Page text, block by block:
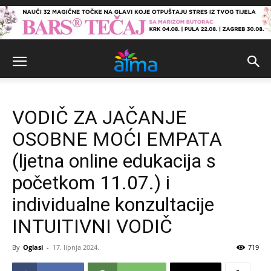
VODIČ ZA JAČANJE
OSOBNE MOĆI EMPATA
(ljetna online edukacija s
početkom 11.07.) i
individualne konzultacije
INTUITIVNI VODIČ
By Oglasi - 17. lipnja 2024. 719